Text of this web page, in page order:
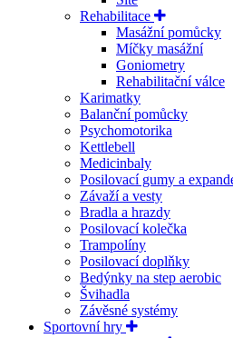
Rehabilitace
Masážní pomůcky
Míčky masážní
Goniometry
Rehabilitační válce
Karimatky
Balanční pomůcky
Psychomotorika
Kettlebell
Medicinbaly
Posilovací gumy a
Závaží a vesty
Bradla a hrazdy
Posilovací kolečka
Trampolíny
Posilovací doplňky
Bedýnky na step aerobic
Švihadla
Závěsné systémy
Sportovní hry